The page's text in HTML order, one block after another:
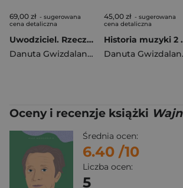
69,00 zł - sugerowana
cena detaliczna
Uwodziciel. Rzecz o Karolu Szymanowskim O osobie, muzyce, przyjaciołach, wyznawcach i (urojonych) wrogach. O inspiracjach, fascynacjach i fobiach.
Danuta Gwizdalanka
45,00 zł - sugerowana
cena detaliczna
Historia muzyki 2
Oceny i recenzje książki
Średnia ocen:
6.40 /10
Liczba ocen:
5